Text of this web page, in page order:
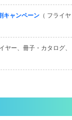
キャンペーン （ フライヤ
ヤー、冊子・カタログ、